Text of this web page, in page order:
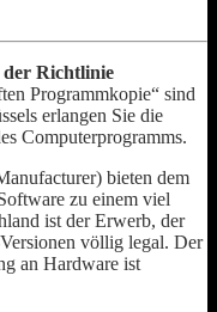
der Richtlinie
Programmkopie“ sind
erlangen Sie die
Computerprogramms.
bieten dem
zu einem viel
ist der Erwerb, der
völlig legal. Der
an Hardware ist